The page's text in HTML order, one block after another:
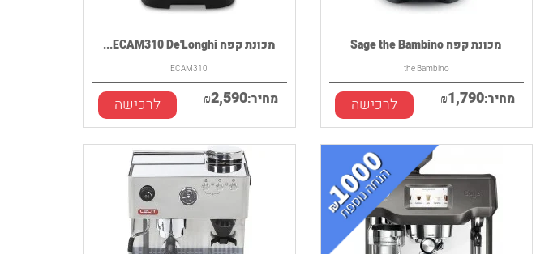
מכונת קפה ECAM310 De'Longhi...
ECAM310
מחיר: ₪2,590 לרכישה
מכונת קפה Sage the Bambino
the Bambino
מחיר: ₪1,790 לרכישה